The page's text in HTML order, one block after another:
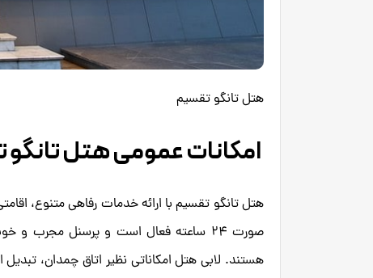
هتل تانگو تقسیم
امکانات عمومی هتل تانگو
هتل تانگو تقسیم با ارائه خدمات رفاهی متنوع،
صورت ۲۴ ساعته فعال است و پرسنل مجرب
هستند. لابی هتل امکاناتی نظیر اتاق چمدان،